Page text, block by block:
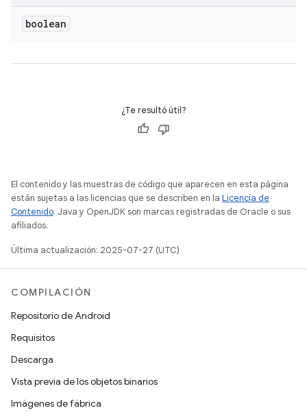
boolean
¿Te resultó útil?
El contenido y las muestras de código que aparecen en esta página
están sujetas a las licencias que se describen en la Licencia de
Contenido. Java y OpenJDK son marcas registradas de Oracle o sus
afiliados.
Última actualización: 2025-07-27 (UTC)
COMPILACIÓN
Repositorio de Android
Requisitos
Descarga
Vista previa de los objetos binarios
Imágenes de fábrica